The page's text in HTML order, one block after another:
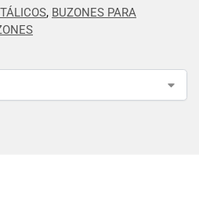
, BUZONES PARA